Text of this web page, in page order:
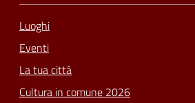
Luoghi
Eventi
La tua città
Cultura in comune 2026